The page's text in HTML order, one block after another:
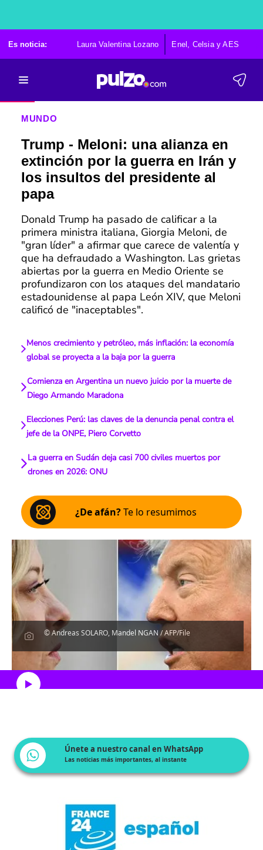
Es noticia: Laura Valentina Lozano Enel, Celsia y AES
MUNDO
Trump - Meloni: una alianza en
extinción por la guerra en Irán y
los insultos del presidente al
papa
Donald Trump ha pasado de calificar a la
primera ministra italiana, Giorgia Meloni, de
"gran líder" a afirmar que carece de valentía y
que ha defraudado a Washington. Las grietas
abiertas por la guerra en Medio Oriente se
profundizaron con los ataques del mandatario
estadounidense al papa León XIV, que Meloni
calificó de "inaceptables".
Menos crecimiento y petróleo, más inflación: la economía
global se proyecta a la baja por la guerra
Comienza en Argentina un nuevo juicio por la muerte de
Diego Armando Maradona
Elecciones Perú: las claves de la denuncia penal contra el
jefe de la ONPE, Piero Corvetto
La guerra en Sudán deja casi 700 civiles muertos por
drones en 2026: ONU
¿De afán?Te lo resumimos
© Andreas SOLARO, Mandel NGAN / AFP/File
Escucha el artículo
Únete a nuestro canal en WhatsApp
Las noticias más importantes, al instante